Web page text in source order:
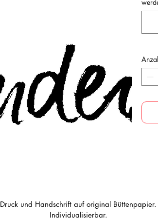
Druck und Handschrift auf original Büttenpapier.
Individualisierbar.